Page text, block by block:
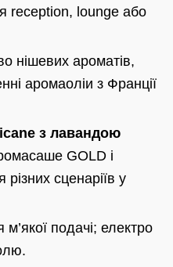
reception, lounge або
нішевих ароматів,
аромаоліи з Франції
з лавандою
GOLD і
сценаріїв у
подачі; електро